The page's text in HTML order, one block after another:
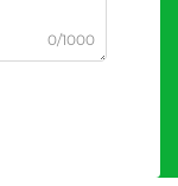
0/1000